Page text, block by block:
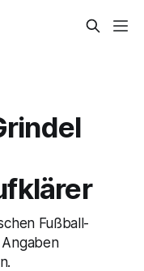
Fußball-